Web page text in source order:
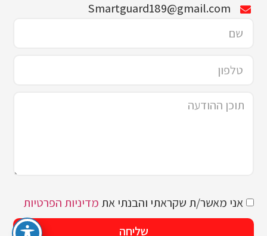
Smartguard189@gmail.com
אני מאשר/ת שקראתי והבנתי את מדיניות הפרטיות
שליחה